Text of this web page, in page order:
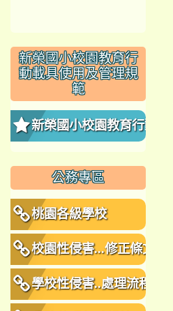
新榮國小校園教育行
動載具使用及管理規
範
新榮國小校園教育行動
公務專區
桃園各級學校
校園性侵害...修正條文
學校性侵害..處理流程